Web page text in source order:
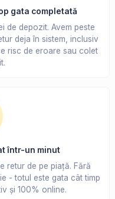
gata completată
de depozit. Avem peste
deja în sistem, inclusiv
risc de eroare sau colet
într-un minut
retur de pe piață. Fără
- totul este gata cât timp
și 100% online.